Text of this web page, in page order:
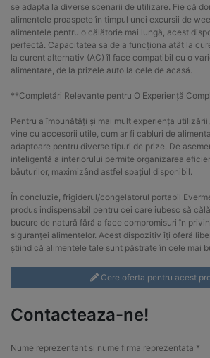
se adapta la diverse scenarii de utilizare. Fie că
alimentele proaspete în timpul unei excursii de
alimentele pentru o călătorie mai lungă, acest
perfectă. Capacitatea sa de a funcționa atât la
la curent alternativ (AC) îl face compatibil cu o
alimentare, de la prizele auto la cele de acasă.
**Completări Relevante pentru O Experiență
Pentru a îmbunătăți și mai mult experiența
vine cu accesorii utile, cum ar fi cabluri de
adaptoare pentru diverse tipuri de prize. De
inteligentă a interiorului permite organizarea
băuturilor, maximizând astfel spațiul disponibil.
În concluzie, frigiderul/congelatorul portabil
produs indispensabil pentru cei care iubesc să
bucure de natură fără a face compromisuri în
siguranței alimentelor. Acest dispozitiv îți oferă
știind că alimentele tale sunt păstrate în cele mai
Cere oferta pentru acest
Contacteaza-ne!
Nume reprezentant si nume firma reprezentata *